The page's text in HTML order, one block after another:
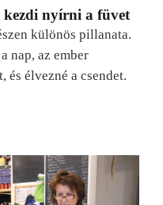
kezdi nyírni a füvet
különös pillanata.
nap, az ember
élvezné a csendet.